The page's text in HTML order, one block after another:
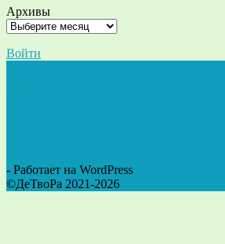
Архивы
Войти
- Работает на WordPress
©ДеТвоРа 2021-2026